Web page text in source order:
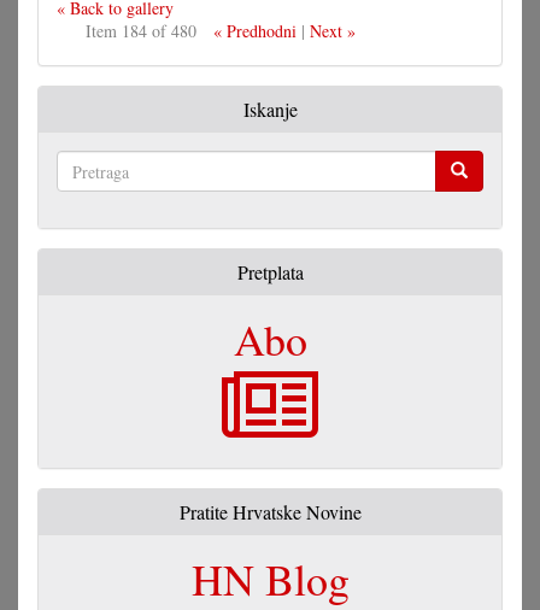
« Back to gallery
Item 184 of 480
« Predhodni| Next »
Iskanje
Pretplata
Abo
Pratite Hrvatske Novine
HN Blog